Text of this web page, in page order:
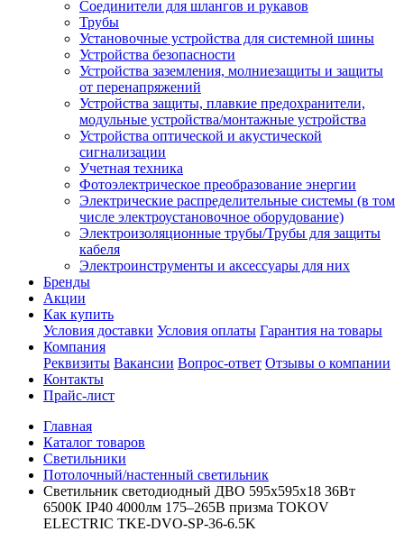
Соединители для шлангов и рукавов
Трубы
Установочные устройства для системной шины
Устройства безопасности
Устройства заземления, молниезащиты и защиты
от перенапряжений
Устройства защиты, плавкие предохранители,
модульные устройства/монтажные устройства
Устройства оптической и акустической
сигнализации
Учетная техника
Фотоэлектрическое преобразование энергии
Электрические распределительные системы (в том
числе электроустановочное оборудование)
Электроизоляционные трубы/Трубы для защиты
кабеля
Электроинструменты и аксессуары для них
Бренды
Акции
Как купить
Условия доставки Условия оплаты Гарантия на товары
Компания
Реквизиты Вакансии Вопрос-ответ Отзывы о компании
Контакты
Прайс-лист
Главная
Каталог товаров
Светильники
Потолочный/настенный светильник
Светильник светодиодный ДВО 595х595х18 36Вт
6500К IP40 4000лм 175–265В призма TOKOV
ELECTRIC TKE-DVO-SP-36-6.5K